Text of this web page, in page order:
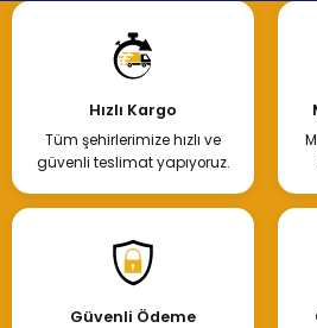
Hızlı Kargo
Tüm şehirlerimize hızlı ve
güvenli teslimat yapıyoruz.
Güvenli Ödeme